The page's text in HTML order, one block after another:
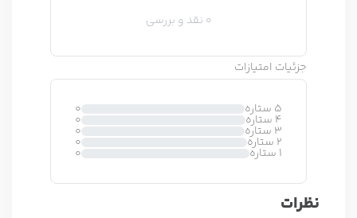
د
ن
0 نقد و بررسی
جزئیات امتیازات
5 ستاره 0
4 ستاره 0
3 ستاره 0
2 ستاره 0
1 ستاره 0
نظرات